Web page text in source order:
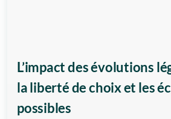
L’impact des évolutions
la liberté de choix et les
possibles